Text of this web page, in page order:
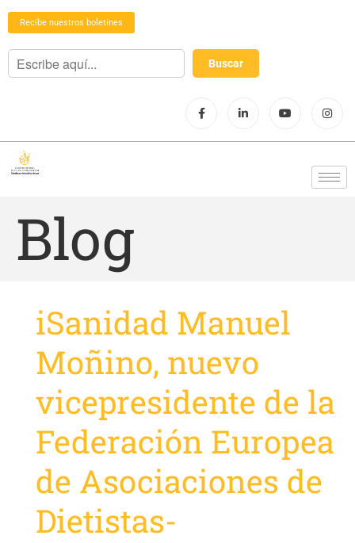
Recibe nuestros boletines
Blog
iSanidad Manuel
Moñino, nuevo
vicepresidente de la
Federación Europea
de Asociaciones de
Dietistas-